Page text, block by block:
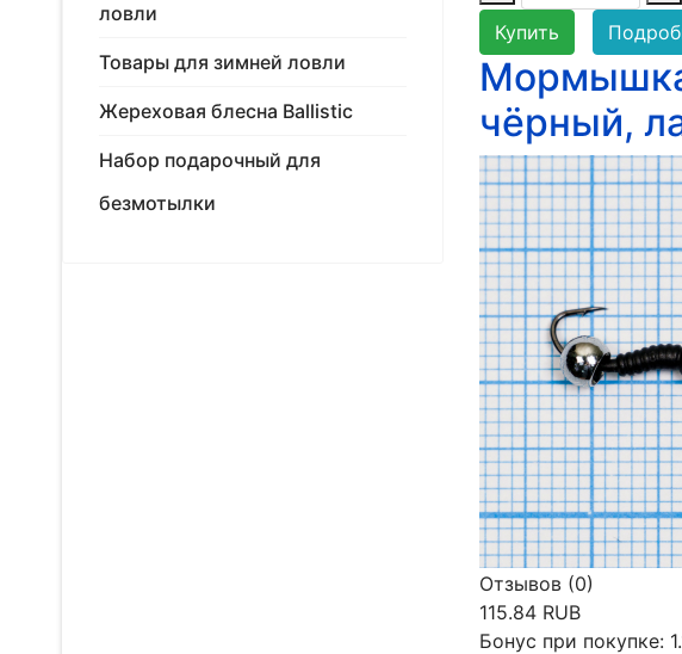
ловли
Товары для зимней ловли
Жереховая блесна Ballistic
Набор подарочный для
безмотылки
Купить
чёрный,
Отзывов (0)
115.84 RUB
Бонус при покупке: